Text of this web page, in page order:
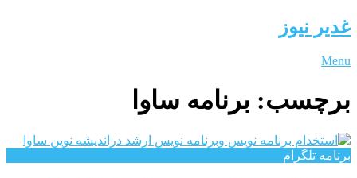
غدیر نیوز
Menu
برچسب: برنامه ساوا
برنامه تلگرام